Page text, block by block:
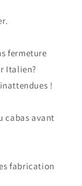
fermeture
Italien?
!
cabas avant
fabrication